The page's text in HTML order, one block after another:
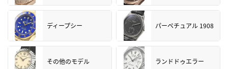
ディープシー パーペチュアル 1908
その他のモデル ランドドゥエラー